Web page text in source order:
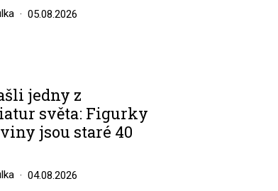
05.08.2026
jedny z
světa: Figurky
jsou staré 40
04.08.2026